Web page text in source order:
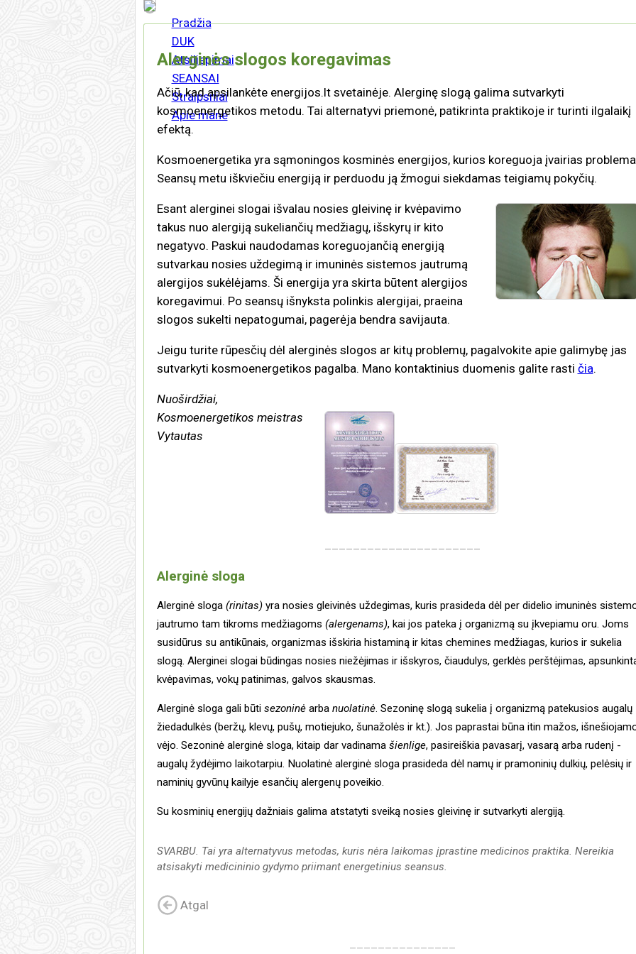
Pradžia
DUK
Atsiliepimai
SEANSAI
Straipsniai
Apie mane
Alerginės slogos koregavimas
Ačiū, kad apsilankėte energijos.lt svetainėje. Alerginę slogą galima sutvarkyti
kosmoenergetikos metodu. Tai alternatyvi priemonė, patikrinta praktikoje ir turinti ilgalaikį
efektą.
Kosmoenergetika yra sąmoningos kosminės energijos, kurios koreguoja įvairias
Seansų metu iškviečiu energiją ir perduodu ją žmogui siekdamas teigiamų pokyčių.
Esant alerginei slogai išvalau nosies gleivinę ir kvėpavimo
takus nuo alergiją sukeliančių medžiagų, išskyrų ir kito
negatyvo. Paskui naudodamas koreguojančią energiją
sutvarkau nosies uždegimą ir imuninės sistemos jautrumą
alergijos sukėlėjams. Ši energija yra skirta būtent alergijos
koregavimui. Po seansų išnyksta polinkis alergijai, praeina
slogos sukelti nepatogumai, pagerėja bendra savijauta.
Jeigu turite rūpesčių dėl alerginės slogos ar kitų problemų, pagalvokite apie galimybę jas
sutvarkyti kosmoenergetikos pagalba. Mano kontaktinius duomenis galite rasti čia.
Nuoširdžiai,
Kosmoenergetikos meistras
Vytautas
Alerginė sloga
Alerginė sloga (rinitas)yra nosies gleivinės uždegimas, kuris prasideda dėl per didelio imuninės
jautrumo tam tikroms medžiagoms (alergenams), kai jos pateka į organizmą su įkvepiamu oru. Joms
susidūrus su antikūnais, organizmas išskiria histaminą ir kitas chemines medžiagas, kurios ir sukelia
slogą. Alerginei slogai būdingas nosies niežėjimas ir išskyros, čiaudulys, gerklės perštėjimas,
kvėpavimas, vokų patinimas, galvos skausmas.
Alerginė sloga gali būti sezoninėarba nuolatinė. Sezoninę slogą sukelia į organizmą patekusios augalų
žiedadulkės (beržų, klevų, pušų, motiejuko, šunažolės ir kt.). Jos paprastai būna itin mažos,
vėjo. Sezoninė alerginė sloga, kitaip dar vadinama šienlige, pasireiškia pavasarį, vasarą arba rudenį -
augalų žydėjimo laikotarpiu. Nuolatinė alerginė sloga prasideda dėl namų ir pramoninių dulkių, pelėsių ir
naminių gyvūnų kailyje esančių alergenų poveikio.
Su kosminių energijų dažniais galima atstatyti sveiką nosies gleivinę ir sutvarkyti alergiją.
SVARBU. Tai yra alternatyvus metodas, kuris nėra laikomas įprastine medicinos praktika. Nereikia
atsisakyti medicininio gydymo priimant energetinius seansus.
Atgal